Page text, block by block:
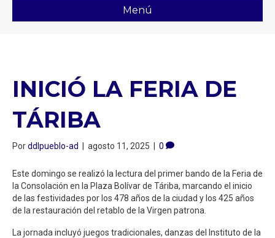
Menú
INICIÓ LA FERIA DE
TÁRIBA
Porddlpueblo-ad | agosto 11, 2025 | 0
Este domingo se realizó la lectura del primer bando de la Feria de
la Consolación en la Plaza Bolívar de Táriba, marcando el inicio
de las festividades por los 478 años de la ciudad y los 425 años
de la restauración del retablo de la Virgen patrona.
La jornada incluyó juegos tradicionales, danzas del Instituto de la